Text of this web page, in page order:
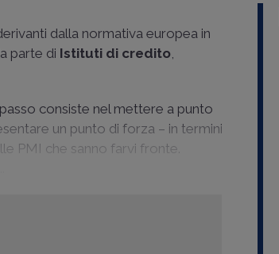
dalla normativa europea in
parte di Istituti di credito,
consiste nel mettere a punto
un punto di forza – in termini
PMI che sanno farvi fronte.